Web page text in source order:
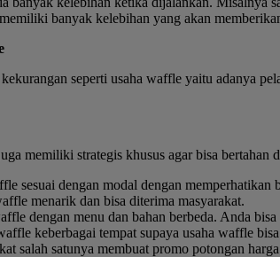
banyak kelebihan yang akan
kekurangan seperti usaha waffle yaitu adanya
memiliki strategis khusus agar bisa
sesuai dengan modal dengan
menarik dan bisa diterima masyarakat.
dengan menu dan bahan berbeda. Anda
keberbagai tempat supaya usaha waffle
salah satunya membuat promo potongan